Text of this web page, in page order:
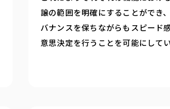
譲の範囲を明確にすることができ
バナンスを保ちながらもスピード
意思決定を行うことを可能にしてい